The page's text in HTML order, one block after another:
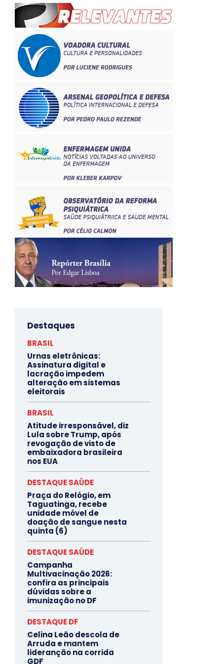
Destaques
BRASIL
Urnas eletrônicas:
Assinatura digital e
lacração impedem
alteração em sistemas
eleitorais
BRASIL
Atitude irresponsável, diz
Lula sobre Trump, após
revogação de visto de
embaixadora brasileira
nos EUA
DESTAQUE SAÚDE
Praça do Relógio, em
Taguatinga, recebe
unidade móvel de
doação de sangue nesta
quinta (6)
DESTAQUE SAÚDE
Campanha
Multivacinação 2026:
confira as principais
dúvidas sobre a
imunização no DF
DESTAQUE DF
Celina Leão descola de
Arruda e mantem
lideranção na corrida
GDF